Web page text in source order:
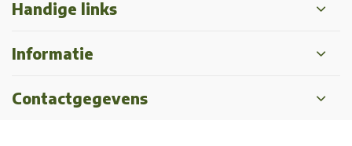
Handige links
Informatie
Contactgegevens